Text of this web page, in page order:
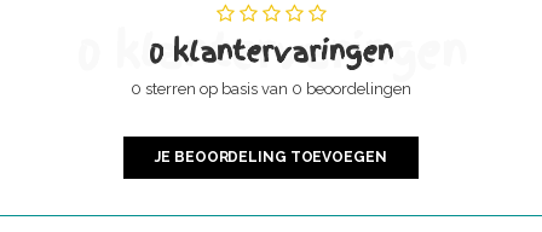
0 klantervaringen
0 klantervaringen
0 sterren op basis van 0 beoordelingen
JE BEOORDELING TOEVOEGEN